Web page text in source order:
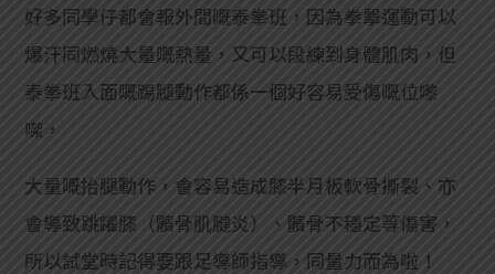
好多同學仔都會報外間嘅泰拳班，因為拳擊運動可以
爆汗同燃燒大量嘅熱量，又可以段練到身體肌肉，但
泰拳班入面嘅踢腿動作都係一個好容易受傷嘅位嚟
㗎，
大量嘅抬腿動作，會容易造成膝半月板軟骨撕裂、亦
會導致跳躍膝（髕骨肌腱炎）、髕骨不穩定等傷害，
所以試堂時記得要跟足導師指導，同量力而為啦！